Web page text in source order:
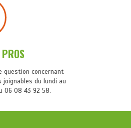
question concernant
joignables du lundi au
06 08 43 92 58.